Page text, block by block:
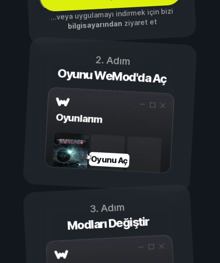
...veya uygulamayı indirmek için bizi
bilgisayarından ziyaret et
2. Adım
Oyunu WeMod'da Aç
Oyunlarım
Oyunu Aç
3. Adım
Modları Değiştir